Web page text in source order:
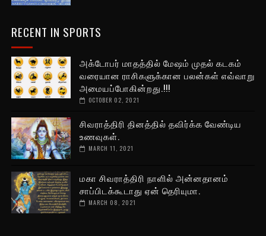
RECENT IN SPORTS
அக்டோபர் மாதத்தில் மேஷம் முதல் கடகம்
வரையான ராசிகளுக்கான பலன்கள் எவ்வாறு
அமையப்போகின்றது.!!!
OCTOBER 02, 2021
சிவராத்திரி தினத்தில் தவிர்க்க வேண்டிய
உணவுகள்.
MARCH 11, 2021
மகா சிவராத்திரி நாளில் அன்னதானம்
சாப்பிடக்கூடாது ஏன் தெரியுமா.
MARCH 08, 2021